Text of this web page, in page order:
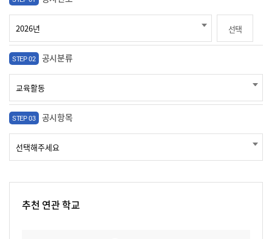
선택
STEP 02 공시분류
STEP 03 공시항목
추천 연관 학교